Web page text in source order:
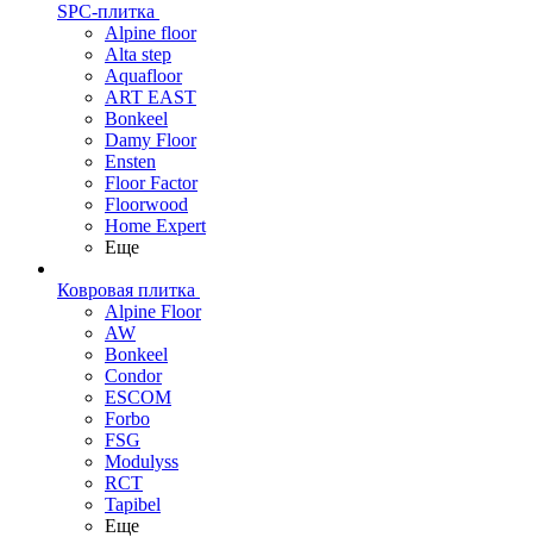
SPC-плитка
Alpine floor
Alta step
Aquafloor
ART EAST
Bonkeel
Damy Floor
Ensten
Floor Factor
Floorwood
Home Expert
Еще
Ковровая плитка
Alpine Floor
AW
Bonkeel
Condor
ESCOM
Forbo
FSG
Modulyss
RCT
Tapibel
Еще